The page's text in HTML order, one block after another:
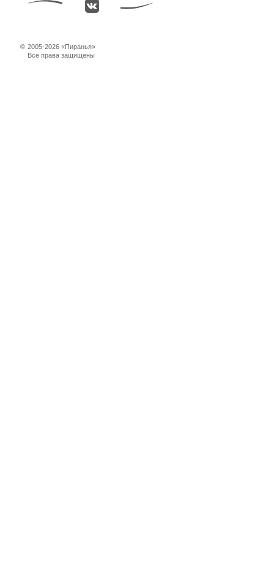
© 2005-2026 «Пиранья»
Все права защищены